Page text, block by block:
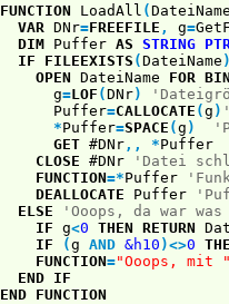
FUNCTION LoadAll (
VAR DNr=FREEFILE , g=
DIM Puffer AS STRING
IF
FILEEXISTS (DateiName
OPEN DateiName FOR
g=LOF (DNr)
Puffer=CALLOCATE (g )
*Puffer=SPACE (g )
GET #DNr , , *
CLOSE #DNr
'Datei
FUNCTION=*Puffer
DEALLOCATE Puffer
ELSE
'Ooops, da war
IF g<0 THEN RETURN
IF
(g AND &h10 )<>0
FUNCTION="Ooops, mit
END IF
END FUNCTION